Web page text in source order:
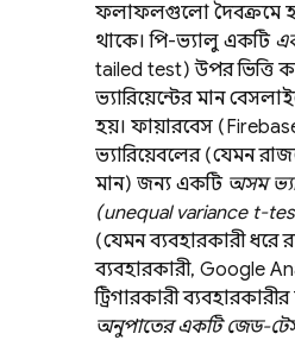
ফলাফলগুলো দৈবক্রমে
থাকে। পি-ভ্যালু একটি
tailed test) উপর ভিত্তি
ভ্যারিয়েন্টের মান
হয়। ফায়ারবেস
ভ্যারিয়েবলের (যেমন
মান) জন্য একটি অসম
(unequal variance t-
(যেমন ব্যবহারকারী ধরে
ব্যবহারকারী, Google
ট্রিগারকারী
অনুপাতের একটি জেড-